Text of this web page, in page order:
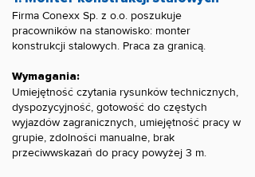
Firma Conexx Sp. z o.o. poszukuje
pracowników na stanowisko: monter
konstrukcji stalowych. Praca za granicą.
Wymagania:
Umiejętność czytania rysunków technicznych,
dyspozycyjność, gotowość do częstych
wyjazdów zagranicznych, umiejętność pracy w
grupie, zdolności manualne, brak
przeciwwskazań do pracy powyżej 3 m.